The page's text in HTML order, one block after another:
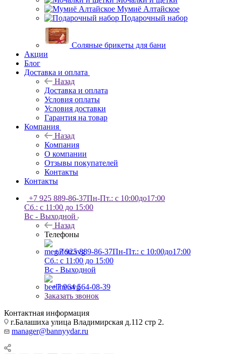
Мумиё Алтайское
Подарочный набор
Соляные брикеты для бани
Акции
Блог
Доставка и оплата
Назад
Доставка и оплата
Условия оплаты
Условия доставки
Гарантия на товар
Компания
Назад
Компания
О компании
Отзывы покупателей
Контакты
Контакты
+7 925 889-86-37Пн-Пт.: с 10:00до17:00
Сб.: с 11:00 до 15:00
Вс - Выходной
Назад
Телефоны
+7 925 889-86-37Пн-Пт.: с 10:00до17:00
Сб.: с 11:00 до 15:00
Вс - Выходной
+7 964 564-08-39
Заказать звонок
Контактная информация
г.Балашиха улица Владимирская д.112 стр 2.
manager@bannyydar.ru